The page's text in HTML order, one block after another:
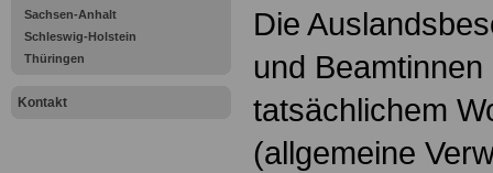
Sachsen-Anhalt
Schleswig-Holstein
Thüringen
Kontakt
Die
und
tatsächlichem
(allgemeine